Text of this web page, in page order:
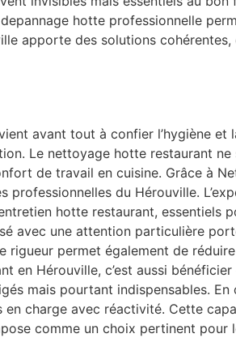
hotte professionnelle
apporte des solutions
avant tout à confier l’hygiène
Le nettoyage hotte restaurant
de travail en cuisine. Grâce à
professionnelles du Hérouville.
hotte restaurant, essentiels
avec une attention particulière
permet également de
Hérouville, c’est aussi
mais pourtant indispensables.
charge avec réactivité. Cette
comme un choix pertinent